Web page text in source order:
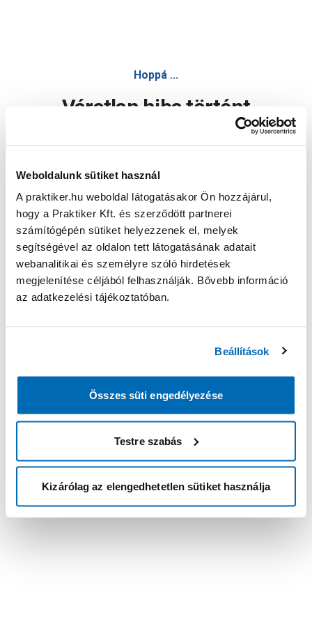
Weboldalunk sütiket használ
A praktiker.hu weboldal látogatásakor Ön hozzájárul,
hogy a Praktiker Kft. és szerződött partnerei
számítógépén sütiket helyezzenek el, melyek
segítségével az oldalon tett látogatásának adatait
webanalitikai és személyre szóló hirdetések
megjelenítése céljából felhasználják. Bővebb információ
az adatkezelési tájékoztatóban.
Beállítások
Összes süti engedélyezése
Testre szabás
Kizárólag az elengedhetetlen sütiket használja
Hoppá ...
Váratlan hiba történt
Oldal újratöltése